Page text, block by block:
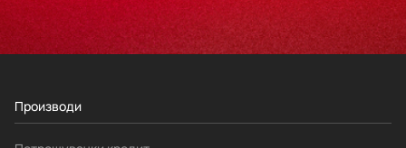
Производи